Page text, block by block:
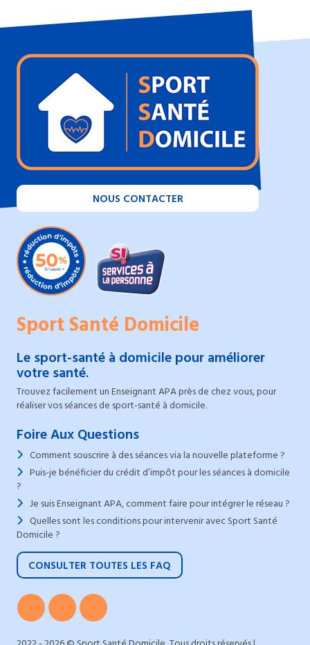
NOUS CONTACTER
Sport Santé Domicile
Le sport-santé à domicile pour améliorer
votre santé.
Trouvez facilement un Enseignant APA près de chez vous, pour
réaliser vos séances de sport-santé à domicile.
Foire Aux Questions
Comment souscrire à des séances via la nouvelle plateforme ?
Puis-je bénéficier du crédit d’impôt pour les séances à domicile
?
Je suis Enseignant APA, comment faire pour intégrer le réseau ?
Quelles sont les conditions pour intervenir avec Sport Santé
Domicile ?
CONSULTER TOUTES LES FAQ